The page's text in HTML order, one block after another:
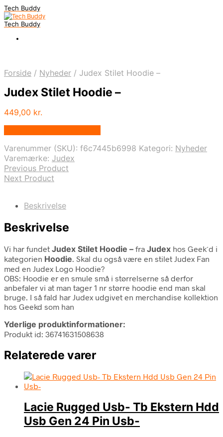
Tech Buddy
Tech Buddy
Forside / Nyheder / Judex Stilet Hoodie –
Judex Stilet Hoodie –
449,00 kr.
Varenummer (SKU): f6c7445b6998 Kategori: Nyheder
Varemærke: Judex
Previous Product
Next Product
Beskrivelse
Beskrivelse
Vi har fundet Judex Stilet Hoodie – fra Judex hos Geek´d i
kategorien Hoodie. Skal du også være en stilet Judex Fan
med en Judex Logo Hoodie?
OBS: Hoodie er en smule små i størrelserne så derfor
anbefaler vi at man tager 1 nr større hoodie end man skal
bruge. I så fald har Judex udgivet en merchandise kollektion
hos Geekd som han
Yderlige produktinformationer:
Produkt id: 36741631508638
Relaterede varer
Lacie Rugged Usb- Tb Ekstern Hdd
Usb Gen 24 Pin Usb-